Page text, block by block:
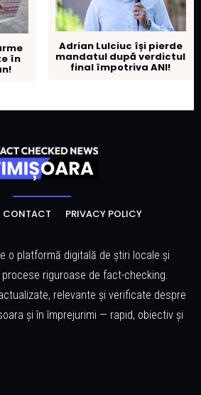
în
Adrian Lulciuc își pierde
mandatul după verdictul
final împotriva ANI!
CONTACT PRIVACY POLICY
o platformă digitală de știri locale și
riguroase de fact-checking.
relevante și verificate despre
și în împrejurimi — rapid, obiectiv și